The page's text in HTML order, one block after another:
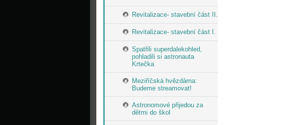
Revitalizace- stavební část II.
Revitalizace- stavební část I.
Spatřili superdalekohled,
pohladili si astronauta
Krtečka
Meziříčská hvězdárna:
Budeme streamovat!
Astronomové přijedou za
dětmi do škol